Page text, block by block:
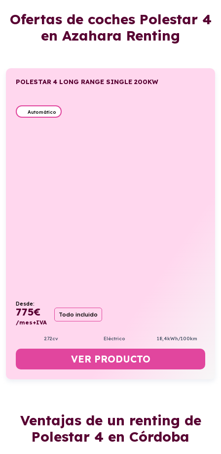
Ofertas de coches Polestar 4
en Azahara Renting
POLESTAR 4 LONG RANGE SINGLE 200KW
Automático
Desde:
775€
/mes+IVA
Todo incluido
272cv Eléctrico 18,4kWh/100km
VER PRODUCTO
Ventajas de un renting de
Polestar 4 en Córdoba